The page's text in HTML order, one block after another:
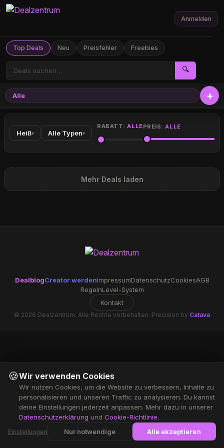
Top Deals Neu Preisfehler Freebies
🔍
Anmelden
Alle
Heiß▾ Alle Typen▾
RABATT:ALLEPREIS:ALLE
Mehr Deals laden
DealblogCreator werdenImpressumDatenschutzCookiesAGB
RegelnLevel-System
Kontakt
© 2026 Dealzentrum. Alle Rechte vorbehalten. Precision by Catava
🍪Wir verwenden Cookies
Wir nutzen Cookies, um die Website zu verbessern, Inhalte zu
personalisieren und unseren Traffic zu analysieren. Du kannst
deine Einstellungen jederzeit anpassen. Mehr dazu in unserer
Datenschutzerklärung und Cookie-Richtlinie.
Einstellungen Nur notwendige Alle akzeptieren